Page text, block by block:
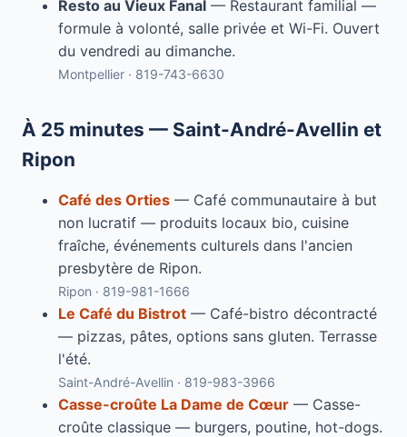
Resto au Vieux Fanal — Restaurant familial —
formule à volonté, salle privée et Wi-Fi. Ouvert
du vendredi au dimanche.
Montpellier · 819-743-6630
À 25 minutes — Saint-André-Avellin et
Ripon
Café des Orties — Café communautaire à but
non lucratif — produits locaux bio, cuisine
fraîche, événements culturels dans l'ancien
presbytère de Ripon.
Ripon · 819-981-1666
Le Café du Bistrot — Café-bistro décontracté
— pizzas, pâtes, options sans gluten. Terrasse
l'été.
Saint-André-Avellin · 819-983-3966
Casse-croûte La Dame de Cœur — Casse-
croûte classique — burgers, poutine, hot-dogs.